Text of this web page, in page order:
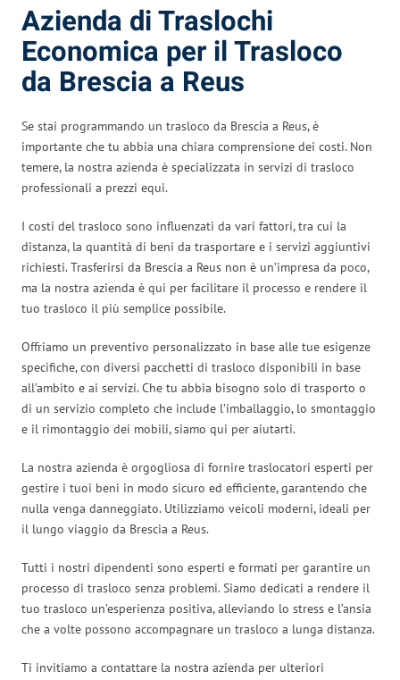
Azienda di Traslochi
Economica per il Trasloco
da Brescia a Reus
Se stai programmando un trasloco da Brescia a Reus, è
importante che tu abbia una chiara comprensione dei costi. Non
temere, la nostra azienda è specializzata in servizi di trasloco
professionali a prezzi equi.
I costi del trasloco sono influenzati da vari fattori, tra cui la
distanza, la quantità di beni da trasportare e i servizi aggiuntivi
richiesti. Trasferirsi da Brescia a Reus non è un’impresa da poco,
ma la nostra azienda è qui per facilitare il processo e rendere il
tuo trasloco il più semplice possibile.
Offriamo un preventivo personalizzato in base alle tue esigenze
specifiche, con diversi pacchetti di trasloco disponibili in base
all’ambito e ai servizi. Che tu abbia bisogno solo di trasporto o
di un servizio completo che include l’imballaggio, lo smontaggio
e il rimontaggio dei mobili, siamo qui per aiutarti.
La nostra azienda è orgogliosa di fornire traslocatori esperti per
gestire i tuoi beni in modo sicuro ed efficiente, garantendo che
nulla venga danneggiato. Utilizziamo veicoli moderni, ideali per
il lungo viaggio da Brescia a Reus.
Tutti i nostri dipendenti sono esperti e formati per garantire un
processo di trasloco senza problemi. Siamo dedicati a rendere il
tuo trasloco un’esperienza positiva, alleviando lo stress e l’ansia
che a volte possono accompagnare un trasloco a lunga distanza.
Ti invitiamo a contattare la nostra azienda per ulteriori